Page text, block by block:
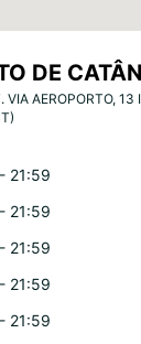
DE
VIA AEROPORTO, 13
21:59
21:59
21:59
21:59
21:59